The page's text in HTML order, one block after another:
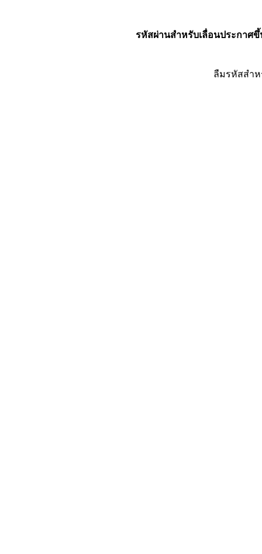
รหัสผ่านสำหรับเลื่อนประกาศขึ้
ลืมรหัสสำ